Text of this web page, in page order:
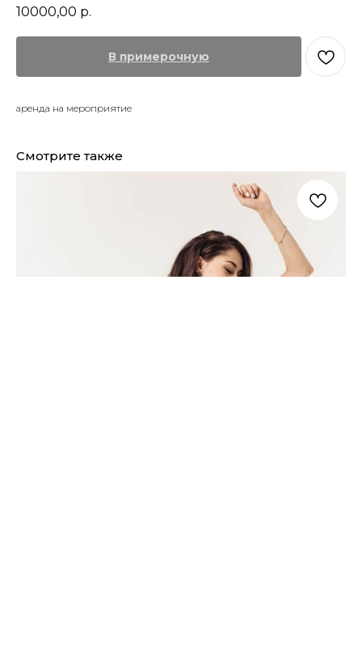
10000,00 р.
В примерочную
аренда на мероприятие
Смотрите также